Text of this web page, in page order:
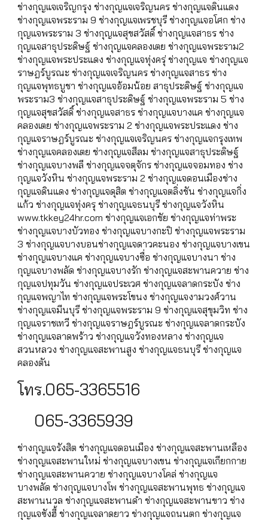
ช่างกุญแจเจริญกรุง ช่างกุญแจเจริญนคร ช่างกุญแจดินแดง
ช่างกุญแจพระราม 9 ช่างกุญแจเพรชบุรี ช่างกุญแจอโศก ช่าง
กุญแจพระราม 3 ช่างกุญแจสุขสวัสดิ์ ช่างกุญแจสาธร ช่าง
กุญแจสาธุประดิษฐ์ ช่างกุญแจคลองเตย ช่างกุญแจพระราม2
ช่างกุญแจพระประแดง ช่างกุญแจทุ่งครุ่ ช่างกุญแจ ช่างกุญแจ
ราษฎร์บูรณะ ช่างกุญแจเจริญนคร ช่างกุญแจสาธร ช่าง
กุญแจพุทธบูชา ช่างกุญแจอ้อมน้อย สาธุประดิษฐ์ ช่างกุญแจ
พระราม3 ช่างกุญแจสาธุประดิษฐ์ ช่างกุญแจพระราม 5 ช่าง
กุญแจสุขสวัสดิ์ ช่างกุญแจสาธร ช่างกุญแจบางแค ช่างกุญแจ
คลองเตย ช่างกุญแจพระราม 2 ช่างกุญแจพระประแดง ช่าง
กุญแจราษฎร์บูรณะ ช่างกุญแจเจริญนคร ช่างกุญแจกรุงเทพ
ช่างกุญแจคลองเตย ช่างกุญแจสีลม ช่างกุญแจสาธุประดิษฐ์
ช่างกุญแจบางพลี ช่างกุญแจจตุจักร ช่างกุญแจจอมทอง ช่าง
กุญแจวังหิน ช่างกุญแจพระราม 2 ช่างกุญแจดอนเมืองช่าง
กุญแจดินแดง ช่างกุญแจดุสิต ช่างกุญแจตลิ่งชัน ช่างกุญแจกิ่ง
แก้ว ช่างกุญแจทุ่งครุ ช่างกุญแจธนบุรี ช่างกุญแจวังหิน
www.tkkey24hr.com ช่างกุญแจเอกชัย ช่างกุญแจท่าพระ
ช่างกุญแจบางบัวทอง ช่างกุญแจบางกะปิ ช่างกุญแจพระราม
3 ช่างกุญแจบางบอนช่างกุญแจดาวคะนอง ช่างกุญแจบางเขน
ช่างกุญแจบางแค ช่างกุญแจบางซื่อ ช่างกุญแจบางนา ช่าง
กุญแจบางพลัด ช่างกุญแจบางรัก ช่างกุญแจสะพานควาย ช่าง
กุญแจปทุมวัน ช่างกุญแจประเวศ ช่างกุญแจลาดกระบัง ช่าง
กุญแจพญาไท ช่างกุญแจพระโขนง ช่างกุญแจงามวงศ์วาน
ช่างกุญแจมีนบุรี ช่างกุญแจพระราม 9 ช่างกุญแจสุขุมวิท ช่าง
กุญแจราชเทวี ช่างกุญแจราษฎร์บูรณะ ช่างกุญแจลาดกระบัง
ช่างกุญแจลาดพร้าว ช่างกุญแจวังทองหลาง ช่างกุญแจ
สวนหลวง ช่างกุญแจสะพานสูง ช่างกุญแจธนบุรี ช่างกุญแจ
คลองตัน
โทร.065-3365516
065-3365939
ช่างกุญแจรังสิต ช่างกุญแจดอนเมือง ช่างกุญแจสะพานเหลือง
ช่างกุญแจสะพานใหม่ ช่างกุญแจบางเขน ช่างกุญแจเกียกกาย
ช่างกุญแจสะพานควาย ช่างกุญแจบางโคล่ ช่างกุญแจ
บางพลัด ช่างกุญแจบางโพ ช่างกุญแจสะพานพุทธ ช่างกุญแจ
สะพานนวล ช่างกุญแจสะพานดำ ช่างกุญแจสะพานขาว ช่าง
กุญแจซังฮี้ ช่างกุญแจลาดยาว ช่างกุญแจถนนตก ช่างกุญแจ